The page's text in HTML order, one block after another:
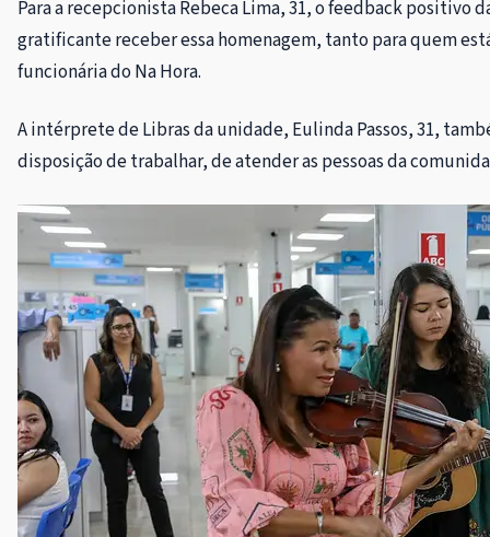
Para a recepcionista Rebeca Lima, 31, o feedback
gratificante receber essa homenagem, tanto para quem
funcionária do Na Hora.
A intérprete de Libras da unidade, Eulinda Passos, 31,
disposição de trabalhar, de atender as pessoas da